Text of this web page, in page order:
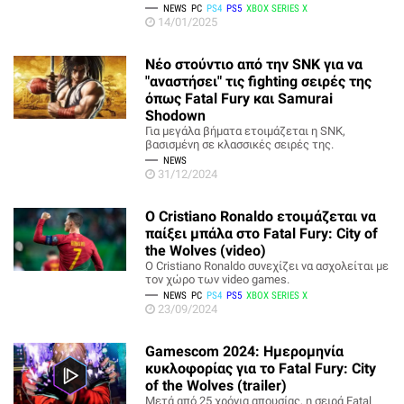
NEWS PC PS4 PS5 XBOX SERIES X
14/01/2025
Νέο στούντιο από την SNK για να
"αναστήσει" τις fighting σειρές της
όπως Fatal Fury και Samurai
Shodown
Για μεγάλα βήματα ετοιμάζεται η SNK,
βασισμένη σε κλασσικές σειρές της.
NEWS
31/12/2024
Ο Cristiano Ronaldo ετοιμάζεται να
παίξει μπάλα στο Fatal Fury: City of
the Wolves (video)
Ο Cristiano Ronaldo συνεχίζει να ασχολείται με
τον χώρο των video games.
NEWS PC PS4 PS5 XBOX SERIES X
23/09/2024
Gamescom 2024: Ημερομηνία
κυκλοφορίας για το Fatal Fury: City
of the Wolves (trailer)
Μετά από 25 χρόνια απουσίας, η σειρά Fatal